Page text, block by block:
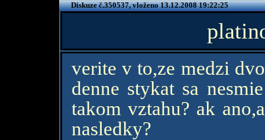
Diskuze č.350537, vloženo 13.12.2008 19:22:25
verite v to,ze medzi
denne stykat sa
takom vztahu? ak
nasledky?